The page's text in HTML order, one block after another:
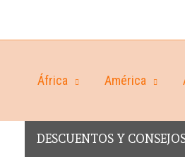
África América
DESCUENTOS Y